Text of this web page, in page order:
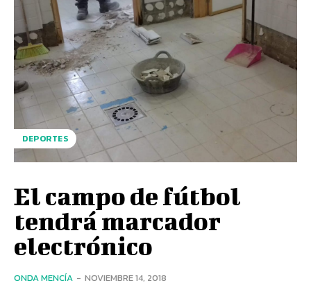
DEPORTES
El campo de fútbol
tendrá marcador
electrónico
ONDA MENCÍA - NOVIEMBRE 14, 2018